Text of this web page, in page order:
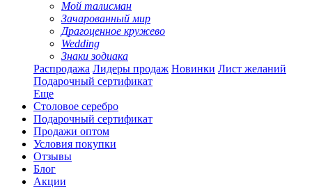
Мой талисман
Зачарованный мир
Драгоценное кружево
Wedding
Знаки зодиака
Распродажа Лидеры продаж Новинки Лист желаний
Подарочный сертификат
Еще
Столовое серебро
Подарочный сертификат
Продажи оптом
Условия покупки
Отзывы
Блог
Акции